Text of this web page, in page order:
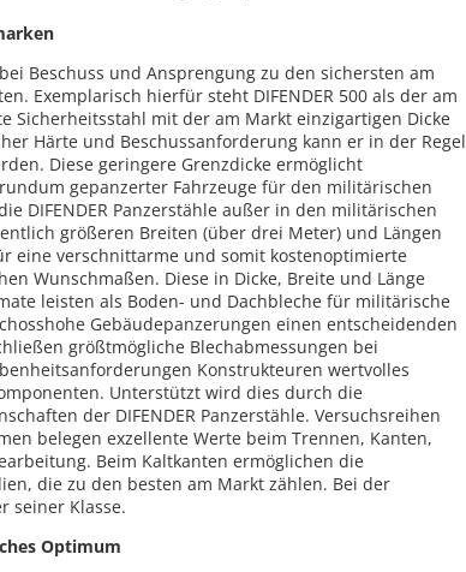
bei Beschuss und Ansprengung zu den sichersten am
Exemplarisch hierfür steht DIFENDER 500 als der am
Sicherheitsstahl mit der am Markt einzigartigen Dicke
Härte und Beschussanforderung kann er in der Regel
Diese geringere Grenzdicke ermöglicht
gepanzerter Fahrzeuge für den militärischen
DIFENDER Panzerstähle außer in den militärischen
größeren Breiten (über drei Meter) und Längen
eine verschnittarme und somit kostenoptimierte
Wunschmaßen. Diese in Dicke, Breite und Länge
leisten als Boden- und Dachbleche für militärische
Gebäudepanzerungen einen entscheidenden
größtmögliche Blechabmessungen bei
Konstrukteuren wertvolles
Unterstützt wird dies durch die
der DIFENDER Panzerstähle. Versuchsreihen
belegen exzellente Werte beim Trennen, Kanten,
Beim Kaltkanten ermöglichen die
die zu den besten am Markt zählen. Bei der
seiner Klasse.
Optimum